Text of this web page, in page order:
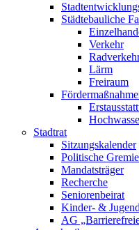
Städtebauliche
Verkehr
Lärm
Freiraum
Stadtrat
Sitzungskalender
Politische
Mandatsträger
Recherche
Seniorenbeirat
Kinder- &
AG